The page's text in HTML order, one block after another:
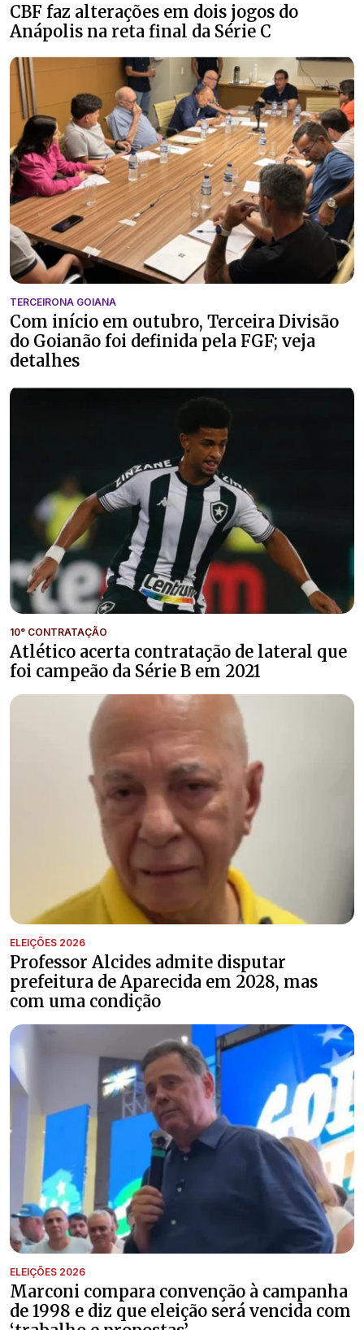
CBF faz alterações em dois jogos do
Anápolis na reta final da Série C
TERCEIRONA GOIANA
Com início em outubro, Terceira Divisão
do Goianão foi definida pela FGF; veja
detalhes
10° CONTRATAÇÃO
Atlético acerta contratação de lateral que
foi campeão da Série B em 2021
ELEIÇÕES 2026
Professor Alcides admite disputar
prefeitura de Aparecida em 2028, mas
com uma condição
ELEIÇÕES 2026
Marconi compara convenção à campanha
de 1998 e diz que eleição será vencida com